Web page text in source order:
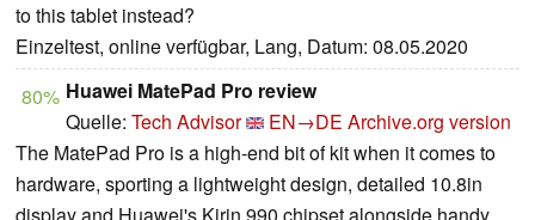
to this tablet instead?
Einzeltest, online verfügbar, Lang, Datum: 08.05.2020
80% Huawei MatePad Pro review
Quelle: Tech Advisor EN→DE Archive.org version
The MatePad Pro is a high-end bit of kit when it comes to
hardware, sporting a lightweight design, detailed 10.8in